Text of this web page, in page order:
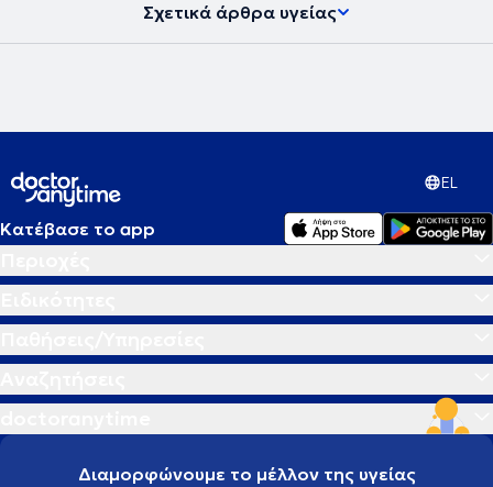
Σχετικά άρθρα υγείας
EL
Κατέβασε το app
Διαμορφώνουμε το μέλλον της υγείας